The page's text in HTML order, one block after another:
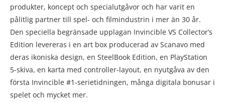
produkter, koncept och specialutgåvor och har varit en
pålitlig partner till spel- och filmindustrin i mer än 30 år.
Den speciella begränsade upplagan Invincible VS Collector’s
Edition levereras i en art box producerad av Scanavo med
deras ikoniska design, en SteelBook Edition, en PlayStation
5-skiva, en karta med controller-layout, en nyutgåva av den
första Invincible #1-serietidningen, många digitala bonusar i
spelet och mycket mer.